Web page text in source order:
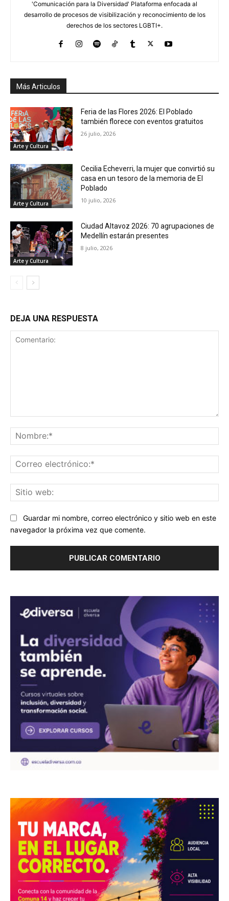
'Comunicación para la Diversidad' Plataforma enfocada al
desarrollo de procesos de visibilización y reconocimiento de los
derechos de los sectores LGBTI+.
Más Articulos
Arte y Cultura
Feria de las Flores 2026: El Poblado
también florece con eventos gratuitos
26 julio, 2026
Arte y Cultura
Cecilia Echeverri, la mujer que convirtió su
casa en un tesoro de la memoria de El
Poblado
10 julio, 2026
Arte y Cultura
Ciudad Altavoz 2026: 70 agrupaciones de
Medellín estarán presentes
8 julio, 2026
DEJA UNA RESPUESTA
Guardar mi nombre, correo electrónico y sitio web en este
navegador la próxima vez que comente.